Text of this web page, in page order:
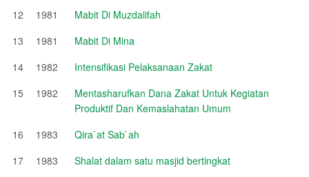
12
1981
Mabit Di Muzdalifah
13
1981
Mabit Di Mina
14
1982
Intensifikasi Pelaksanaan Zakat
15
1982
Mentasharufkan Dana Zakat Untuk Kegiatan
Produktif Dan Kemaslahatan Umum
16
1983
Qira`at Sab`ah
17
1983
Shalat dalam satu masjid bertingkat